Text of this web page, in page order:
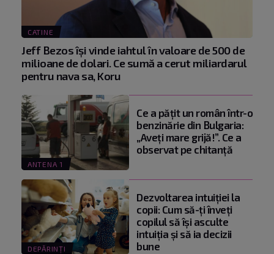
CATINE
Jeff Bezos își vinde iahtul în valoare de 500 de
milioane de dolari. Ce sumă a cerut miliardarul
pentru nava sa, Koru
ANTENA 1
Ce a pățit un român într-o
benzinărie din Bulgaria:
„Aveți mare grijă!”. Ce a
observat pe chitanță
DEPĂRINȚI
Dezvoltarea intuiției la
copii: Cum să-ți înveți
copilul să își asculte
intuiția și să ia decizii
bune